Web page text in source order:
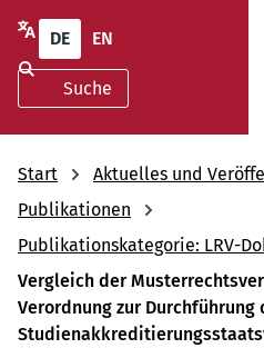
DE EN
Start
Aktuelles und
Publikationen
Publikationskategorie: LRV-
Vergleich der
Verordnung zur Durchführung